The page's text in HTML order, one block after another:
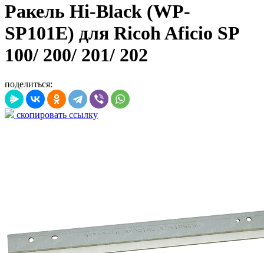
Ракель Hi-Black (WP-
SP101E) для Ricoh Aficio SP
100/ 200/ 201/ 202
поделиться:
скопировать ссылку